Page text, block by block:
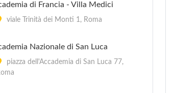
di Francia - Villa Medici
viale Trinità dei Monti 1, Roma
Nazionale di San Luca
piazza dell'Accademia di San Luca 77,